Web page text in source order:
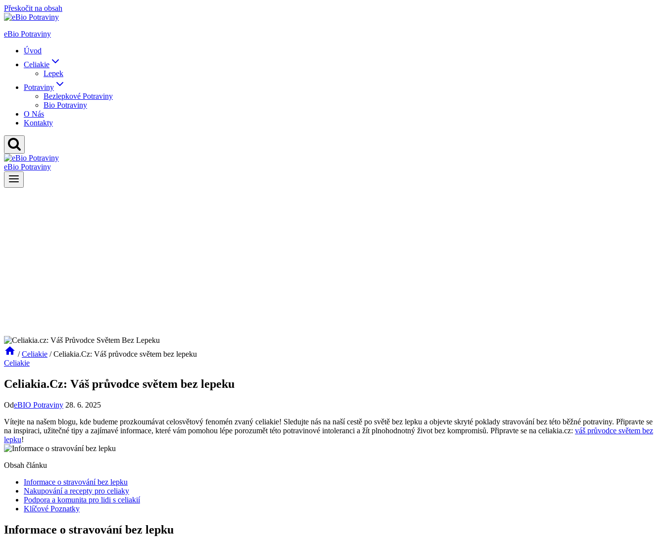
Přeskočit na obsah
eBio Potraviny
Úvod
Celiakie
Lepek
Potraviny
Bezlepkové Potraviny
Bio Potraviny
O Nás
Kontakty
eBio Potraviny
/ Celiakie / Celiakia.Cz: Váš průvodce světem bez lepeku
Celiakie
Celiakia.Cz: Váš průvodce světem bez lepeku
OdeBIO Potraviny 28. 6. 2025
Vítejte na našem blogu, kde budeme prozkoumávat celosvětový fenomén zvaný celiakie! Sledujte nás na naší cestě po světě bez lepku a objevte skryté poklady stravování⁤ bez této běžné potraviny. Připravte se
na inspiraci, užitečné tipy a zajímavé⁣ informace, ⁢které ⁣vám pomohou lépe porozumět této potravinové intoleranci a žít plnohodnotný život bez kompromisů. ‍Připravte se na celiakia.cz: váš průvodce světem bez
lepku!
Obsah článku
Informace ‍o stravování bez lepku
Nakupování a​ recepty pro ‍celiaky
Podpora a komunita ‌pro lidi ⁤s​ celiakií
Klíčové Poznatky
Informace ‍o stravování bez lepku